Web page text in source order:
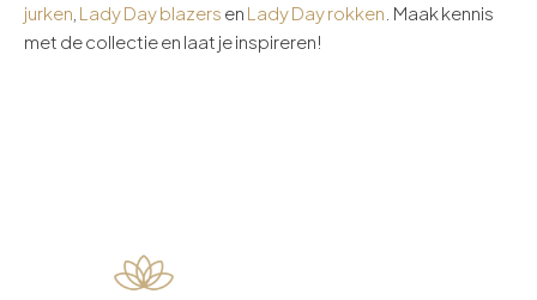
jurken Lady Day blazers en Lady Day rokken . Maak kennis
met de collectie en laat je inspireren!